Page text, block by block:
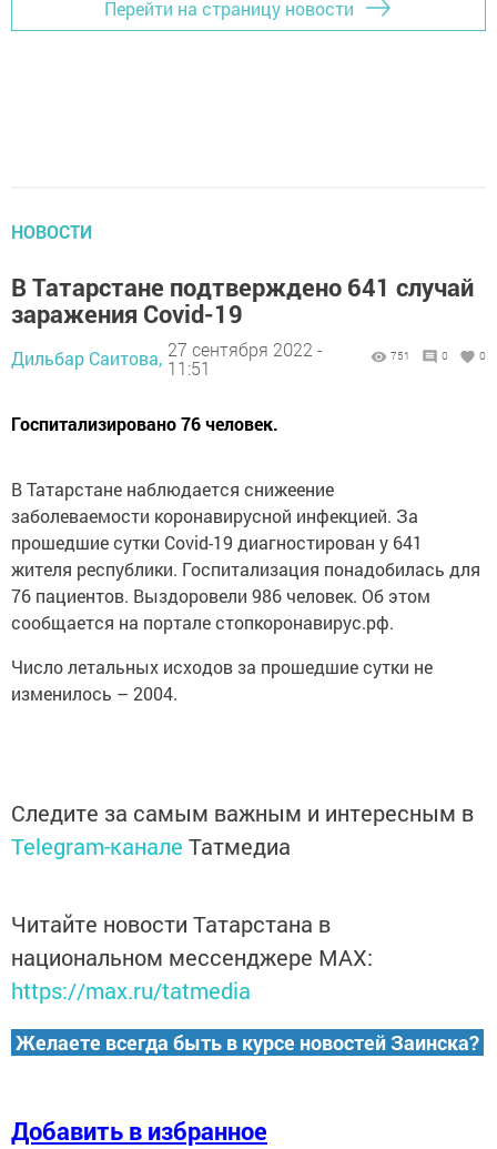
Перейти на страницу новости
НОВОСТИ
В Татарстане подтверждено 641 случай
заражения Covid-19
Дильбар Саитова, 27 сентября 2022 -
11:51
751 0 0
Госпитализировано 76 человек.
В Татарстане наблюдается снижеeние
заболеваемости коронавирусной инфекцией. За
прошедшие сутки Covid-19 диагностирован у 641
жителя республики. Госпитализация понадобилась для
76 пациентoв. Выздоровели 986 человек. Об этом
сообщается нa портале стопкоронавирус.рф.
Число летальных исxодов за прошедшие сутки не
изменилось – 2004.
Следите за самым важным и интересным в
Telegram-канале Татмедиа
Читайте новости Татарстана в
национальном мессенджере MАХ:
https://max.ru/tatmedia
Желаете всегда быть в курсе новостей Заинска?
Добавить в избранное